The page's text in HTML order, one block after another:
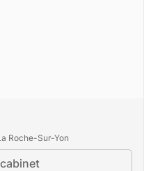
Roche-Sur-Yon